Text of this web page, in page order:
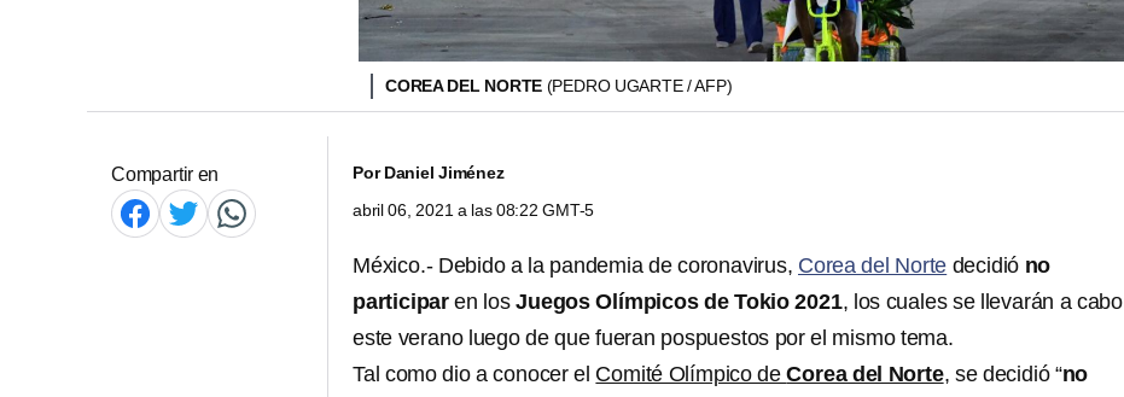
COREA DEL NORTE (PEDRO UGARTE / AFP)
Compartir en PorDaniel Jiménez
abril 06, 2021 a las 08:22 GMT-5
México.- Debido a la pandemia de coronavirus, Corea del Norte decidió no
participaren losJuegos Olímpicos de Tokio 2021, los cuales se llevarán a cabo
este verano luego de que fueran pospuestos por el mismo tema.
Tal como dio a conocer el Comité Olímpico deCorea del Norte, se decidió “no